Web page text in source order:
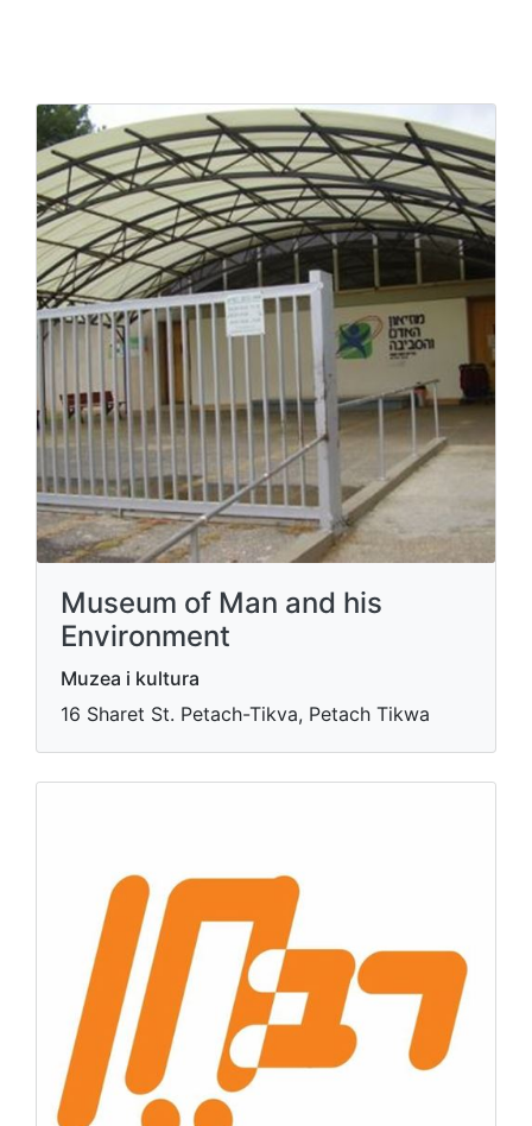
Museum of Man and his
Environment
Muzea i kultura
16 Sharet St. Petach-Tikva, Petach Tikwa